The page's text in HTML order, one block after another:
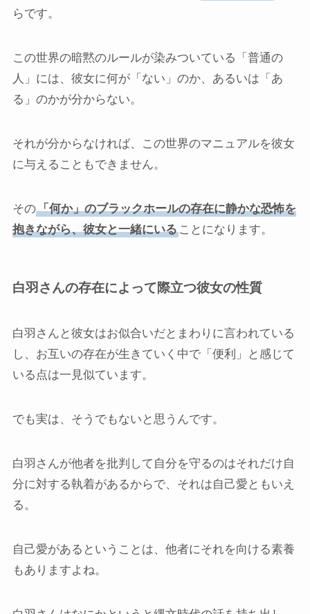
らです。
この世界の暗黙のルールが染みついている「普通の
人」には、彼女に何が「ない」のか、あるいは「あ
る」のかが分からない。
それが分からなければ、この世界のマニュアルを彼女
に与えることもできません。
その「何か」のブラックホールの存在に静かな恐怖を
抱きながら、彼女と一緒にいることになります。
白羽さんの存在によって際立つ彼女の性質
白羽さんと彼女はお似合いだとまわりに言われている
し、お互いの存在が生きていく中で「便利」と感じて
いる点は一見似ています。
でも実は、そうでもないと思うんです。
白羽さんが他者を批判して自分を守るのはそれだけ自
分に対する執着があるからで、それは自己愛ともいえ
る。
自己愛があるということは、他者にそれを向ける素養
もありますよね。